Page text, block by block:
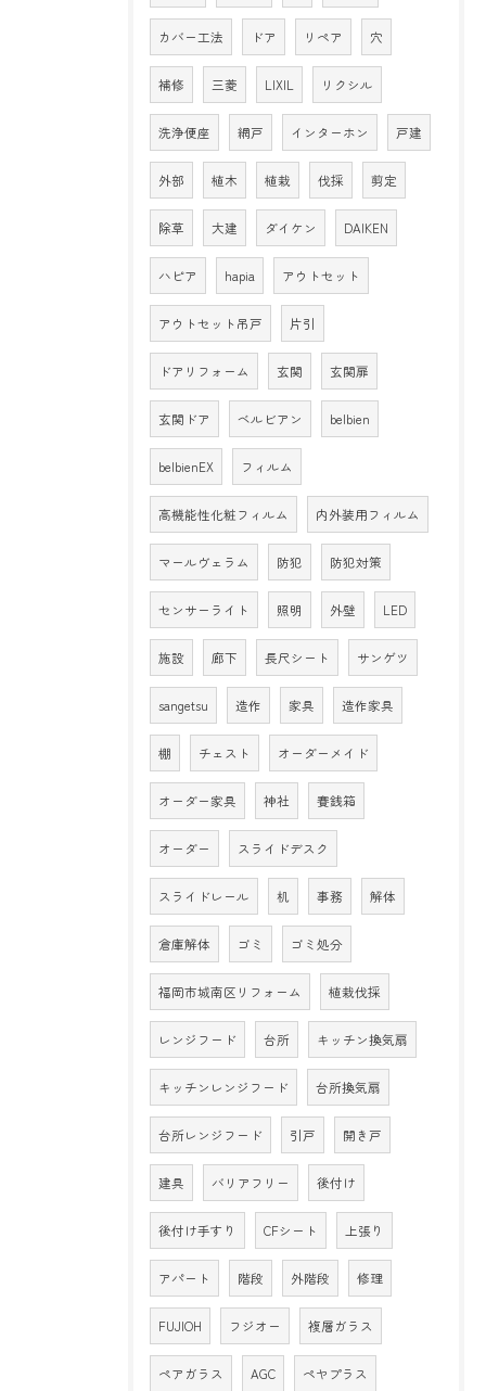
カバー工法 ドア リペア 穴
補修 三菱 LIXIL リクシル
洗浄便座 網戸 インターホン 戸建
外部 植木 植栽 伐採 剪定
除草 大建 ダイケン DAIKEN
ハピア hapia アウトセット
アウトセット吊戸 片引
ドアリフォーム 玄関 玄関扉
玄関ドア ベルビアン belbien
belbienEX フィルム
高機能性化粧フィルム 内外装用フィルム
マールヴェラム 防犯 防犯対策
センサーライト 照明 外壁 LED
施設 廊下 長尺シート サンゲツ
sangetsu 造作 家具 造作家具
棚 チェスト オーダーメイド
オーダー家具 神社 賽銭箱
オーダー スライドデスク
スライドレール 机 事務 解体
倉庫解体 ゴミ ゴミ処分
福岡市城南区リフォーム 植栽伐採
レンジフード 台所 キッチン換気扇
キッチンレンジフード 台所換気扇
台所レンジフード 引戸 開き戸
建具 バリアフリー 後付け
後付け手すり CFシート 上張り
アパート 階段 外階段 修理
FUJIOH フジオー 複層ガラス
ペアガラス AGC ペヤプラス